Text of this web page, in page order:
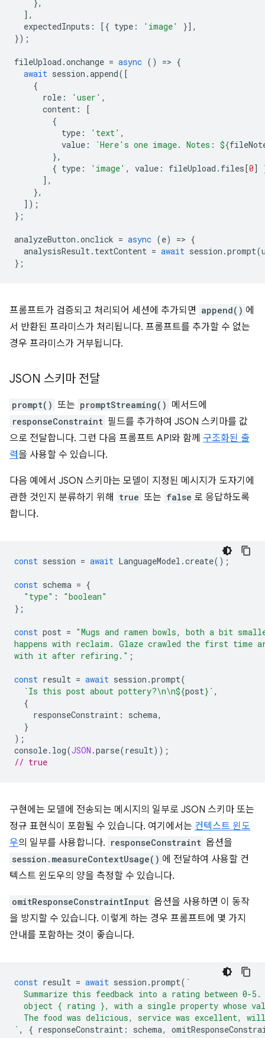
},
],
expectedInputs : [{ type : 'image'
}],
});
fileUpload .onchange = async () => {
await session .append([
{
role : 'user' ,
content :
[
{
type : 'text' ,
value : `Here's one image. Notes: ${
},
{ type : 'image' , value : fileUpload . files[0]
],
},
]);
};
analyzeButton .onclick = async (e) => {
analysisResult. textContent = await session .prompt(
};
프롬프트가 검증되고 처리되어 세션에 추가되면 append() 에
서 반환된 프라미스가 처리됩니다. 프롬프트를 추가할 수 없는
경우 프라미스가 거부됩니다.
JSON 스키마 전달
prompt() 또는 promptStreaming() 메서드에
responseConstraint 필드를 추가하여 JSON 스키마를 값
으로 전달합니다. 그런 다음 프롬프트 API와 함께 구조화된 출
력을 사용할 수 있습니다.
다음 예에서 JSON 스키마는 모델이 지정된 메시지가 도자기에
관한 것인지 분류하기 위해
true 또는 false 로 응답하도록
합니다.
const session = await LanguageModel .create();
const schema = {
"type" :
"boolean"
};
const post = "Mugs and ramen bowls, both a bit
happens with reclaim. Glaze crawled the first time
with it after refiring." ;
const result = await session .prompt(
`Is this post about pottery?\n\n${post} ` ,
{
responseConstraint : schema,
}
);
console. log(JSON .parse(result));
// true
구현에는 모델에 전송되는 메시지의 일부로 JSON 스키마 또는
정규 표현식이 포함될 수 있습니다. 여기에서는 컨텍스트 윈도
우의 일부를 사용합니다. responseConstraint 옵션을
session.measureContextUsage() 에 전달하여 사용할 컨
텍스트 윈도우의 양을 측정할 수 있습니다.
omitResponseConstraintInput 옵션을 사용하면 이 동작
을 방지할 수 있습니다. 이렇게 하는 경우 프롬프트에 몇 가지
안내를 포함하는 것이 좋습니다.
const result = await session .prompt( `
Summarize this feedback into a rating between 0-
object { rating }, with a single property whose
The food was delicious, service was excellent,
` , { responseConstraint : schema,